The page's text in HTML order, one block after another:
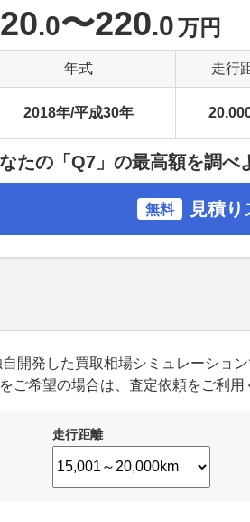
.0〜220.0万円
年式 走行
2018年/平成30年
たの「Q7」の最高額を調べ
無料 見積
開発した買取相場シミュレーショ
ご希望の場合は、査定依頼をご利用
走行距離